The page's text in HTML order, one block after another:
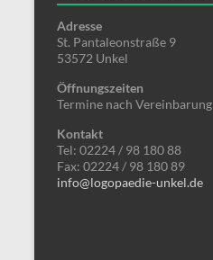
Adresse
St. Pantaleonstraße 9
53572 Unkel
Öffnungszeiten
Termine nach Vereinbarung
Kontakt
Tel: 02224 / 98 180 88
Fax: 02224 / 98 180 89
info@logopaedie-unkel.de